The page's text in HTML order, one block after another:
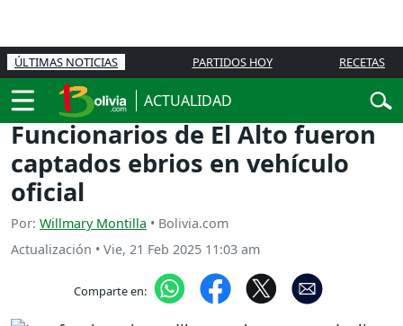
ÚLTIMAS NOTICIAS PARTIDOS HOY RECETAS
ACTUALIDAD
Funcionarios de El Alto fueron
captados ebrios en vehículo
oficial
Por: Willmary Montilla • Bolivia.com
Actualización • Vie, 21 Feb 2025 11:03 am
Comparte en: